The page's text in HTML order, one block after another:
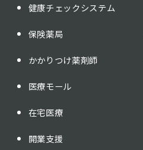
健康チェックシステム
保険薬局
かかりつけ薬剤師
医療モール
在宅医療
開業支援